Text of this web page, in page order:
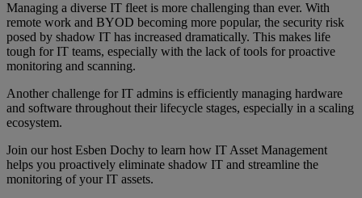
Managing a diverse IT fleet is more challenging than ever. With
remote work and BYOD becoming more popular, the security risk
posed by shadow IT has increased dramatically. This makes life
tough for IT teams, especially with the lack of tools for proactive
monitoring and scanning.
Another challenge for IT admins is efficiently managing hardware
and software throughout their lifecycle stages, especially in a scaling
ecosystem.
Join our host Esben Dochy to learn how IT Asset Management
helps you proactively eliminate shadow IT and streamline the
monitoring of your IT assets.